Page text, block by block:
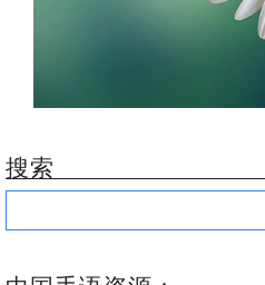
搜索
Search